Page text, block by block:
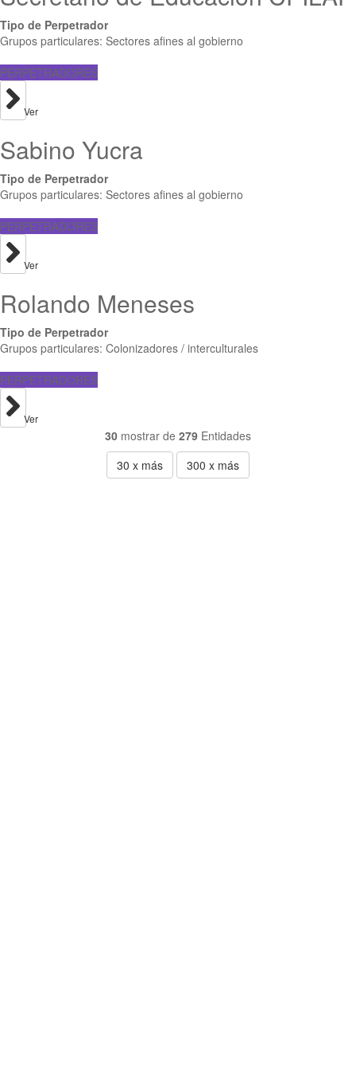
Tipo de Perpetrador
Grupos particulares: Sectores afines al gobierno
PERPETRADORES
Ver
Sabino Yucra
Tipo de Perpetrador
Grupos particulares: Sectores afines al gobierno
PERPETRADORES
Ver
Rolando Meneses
Tipo de Perpetrador
Grupos particulares: Colonizadores / interculturales
PERPETRADORES
Ver
30 mostrar de 279 Entidades
30 x más 300 x más